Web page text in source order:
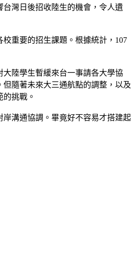
灣日後招收陸生的機會，令人遺
重要的招生課題。根據統計，107
陸學生暫緩來台一事請各大學協
隨著未來大三通航點的調整，以及
挑戰。
溝通協調。畢竟好不容易才搭建起